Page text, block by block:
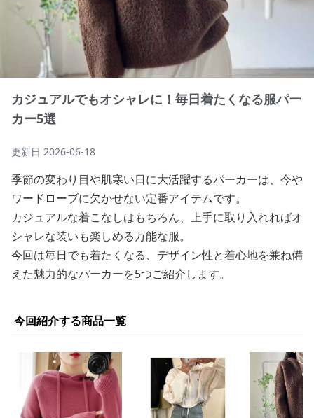
カジュアルでもオシャレに！毎日着たくなる服パー
カー5選
更新日 2026-06-18
季節の変わり目や肌寒い日に大活躍するパーカーは、今や
ワードローブに欠かせない定番アイテムです。
カジュアルな着こなしはもちろん、上手に取り入れればオ
シャレな装いも楽しめる万能な服。
今回は毎日でも着たくなる、デザイン性と着心地を兼ね備
えた魅力的なパーカーを5つご紹介します。
今回紹介する商品一覧